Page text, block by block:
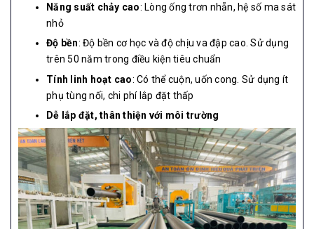
Năng suất chảy cao: Lòng ống trơn nhẵn, hệ số ma sát
nhỏ
Độ bền: Độ bền cơ học và độ chịu va đập cao. Sử dụng
trên 50 năm trong điều kiện tiêu chuẩn
Tính linh hoạt cao: Có thể cuộn, uốn cong. Sử dụng ít
phụ tùng nối, chi phí lắp đặt thấp
Dễ lắp đặt, thân thiện với môi trường